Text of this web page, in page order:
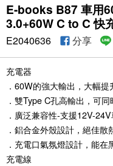
E-books B87 車用
3.0+60W C to C 快
E2040636 分享
充電器
．60W的強大輸出，大幅提
．雙Type C孔高輸出，可同
．廣泛兼容性-支援12V-
．鋁合金外殼設計，絕佳散
．充電口氣氛燈設計，能在
充電線